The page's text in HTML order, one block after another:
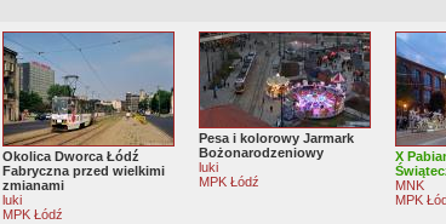
Okolica Dworca Łódź
Fabryczna przed wielkimi
zmianami
luki
MPK Łódź
Pesa i kolorowy Jarmark
Bożonarodzeniowy
luki
MPK Łódź
X
MNK
MPK